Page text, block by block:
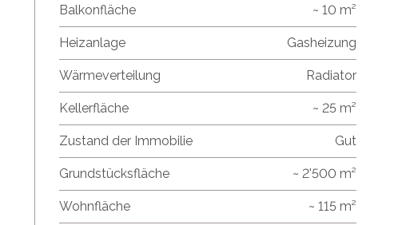
Balkonfläche ~ 10 m²
Heizanlage Gasheizung
Wärmeverteilung Radiator
Kellerfläche ~ 25 m²
Zustand der Immobilie Gut
Grundstücksfläche ~ 2'500 m²
Wohnfläche ~ 115 m²